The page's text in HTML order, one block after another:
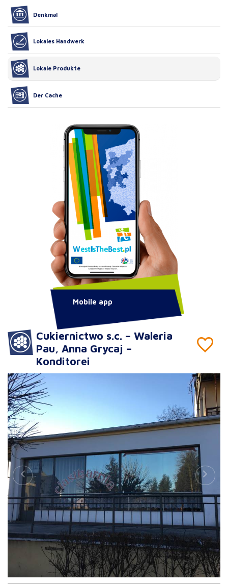
Cukiernictwo s.c. – Waleria
Pau, Anna Grycaj –
Konditorei
Denkmal
Lokales Handwerk
Lokale Produkte
Der Cache
Mobile app